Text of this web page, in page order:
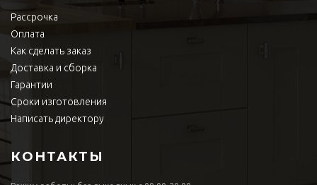
Рассрочка
Оплата
Как сделать заказ
Доставка и сборка
Гарантии
Сроки изготовления
Написать директору
КОНТАКТЫ